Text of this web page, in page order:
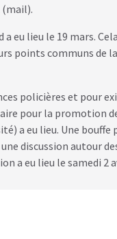
(mail).
a eu lieu le 19 mars.
points communs
policières et pour
pour la promotion
a eu lieu. Une
discussion autour
a eu lieu le samedi